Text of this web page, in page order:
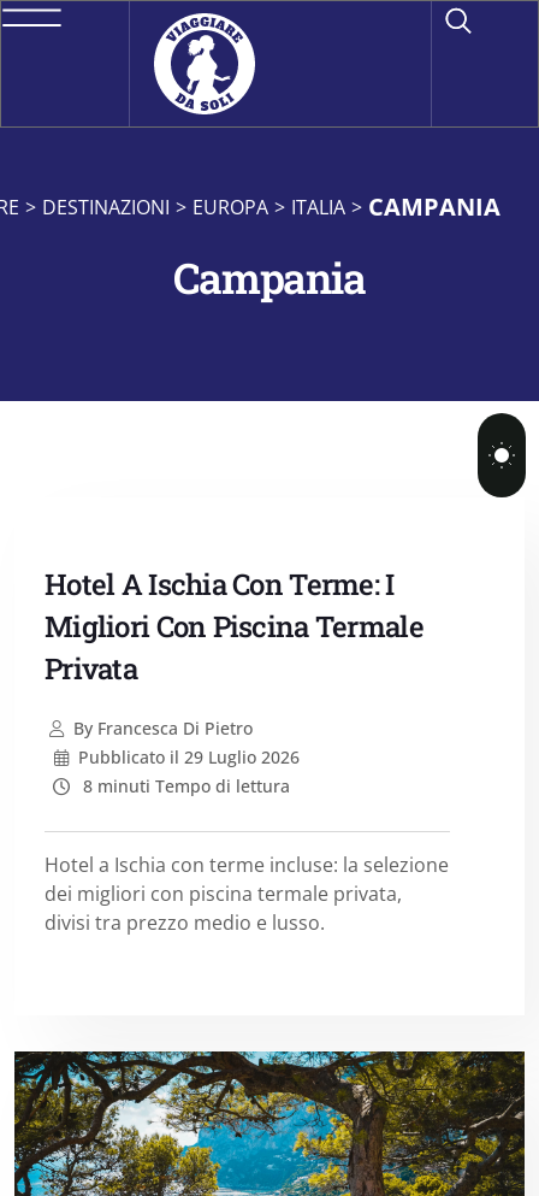
> DESTINAZIONI > EUROPA > ITALIA > CAMPANIA
Campania
Hotel A Ischia Con Terme: I
Migliori Con Piscina Termale
Privata
ByFrancesca Di Pietro
Pubblicato il 29 Luglio 2026
8 minuti Tempo di lettura
Hotel a Ischia con terme incluse: la selezione
dei migliori con piscina termale privata,
divisi tra prezzo medio e lusso.